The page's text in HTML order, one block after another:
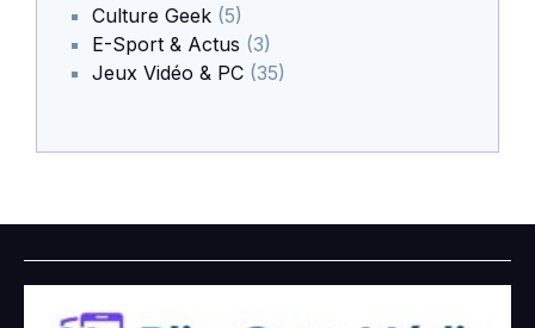
Culture Geek (5)
E-Sport & Actus (3)
Jeux Vidéo & PC (35)